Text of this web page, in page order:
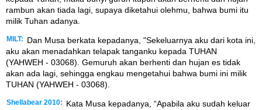
rambun akan tiada lagi, supaya diketahui olehmu, bahwa bumi itu
milik Tuhan adanya.
MILT:
Dan Musa berkata kepadanya, "Sekeluarnya aku dari kota ini,
aku akan menadahkan telapak tanganku kepada TUHAN
(YAHWEH - 03068). Gemuruh akan berhenti dan hujan es tidak
akan ada lagi, sehingga engkau mengetahui bahwa bumi ini milik
TUHAN (YAHWEH - 03068).
Shellabear 2010:
Kata Musa kepadanya, “Apabila aku sudah keluar